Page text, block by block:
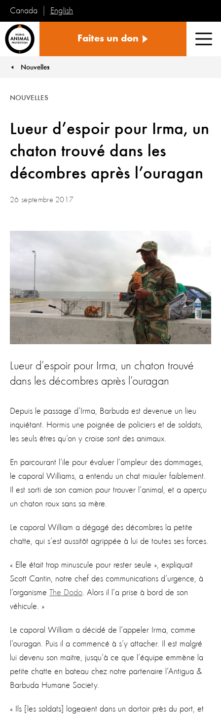
Canada English
mondiale
animaux
Faites un don
Nouvelles
Lueur d’espoir pour Irma, un
chaton trouvé dans les
décombres après l’ouragan
NOUVELLES
26 septembre 2017
Lueur d’espoir pour Irma, un chaton trouvé
dans les décombres après l’ouragan
Depuis le passage d’Irma, Barbuda est devenue un lieu
inquiétant. Hormis une poignée de policiers et de soldats,
les seuls êtres qu’on y croise sont des animaux.
En parcourant l’ile pour évaluer l’ampleur des dommages,
le caporal Williams, a entendu un chat miauler faiblement.
Il est sorti de son camion pour trouver l’animal, et a aperçu
un chaton roux sans sa mère.
Le caporal William a dégagé des décombres la petite
chatte, qui s’est aussitôt agrippée à lui de toutes ses forces.
« Elle était trop minuscule pour rester seule », expliquait
Scott Cantin, notre chef des communications d’urgence, à
l’organisme The Dodo . Alors il l’a prise à bord de son
véhicule. »
Le caporal William a décidé de l’appeler Irma, comme
l’ouragan. Puis il a commencé à s’y attacher. Il est malgré
lui devenu son maitre, jusqu’à ce que l’équipe emmène la
petite chatte en bateau chez notre partenaire l’Antigua &
Barbuda Humane Society.
« Ils [les soldats] logeaient dans un dortoir près du port, et